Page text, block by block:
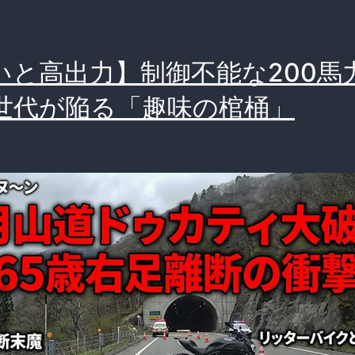
と高出力】制御不能な200馬
代が陥る「趣味の棺桶」